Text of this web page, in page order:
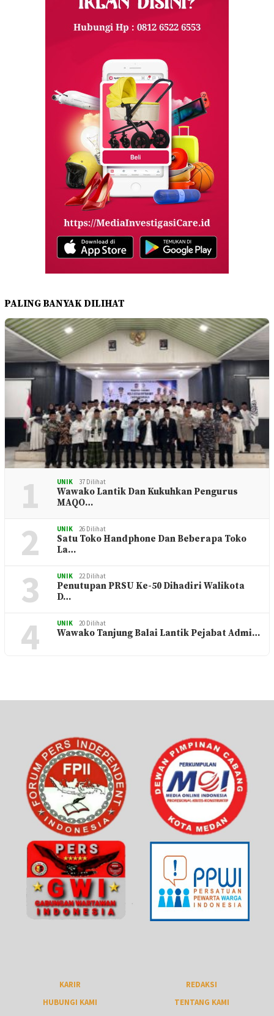
PALING BANYAK DILIHAT
1 UNIK 37 Dilihat
Wawako Lantik Dan Kukuhkan Pengurus
MAQO…
2 UNIK 26 Dilihat
Satu Toko Handphone Dan Beberapa Toko
La…
3 UNIK 22 Dilihat
Penutupan PRSU Ke-50 Dihadiri Walikota
D…
4 UNIK 20 Dilihat
Wawako Tanjung Balai Lantik Pejabat Admi…
KARIR
REDAKSI
HUBUNGI KAMI
TENTANG KAMI